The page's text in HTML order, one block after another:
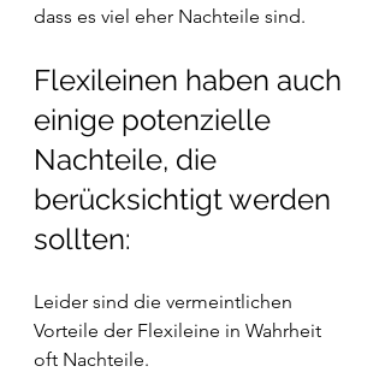
dass es viel eher Nachteile sind.
Flexileinen haben auch
einige potenzielle
Nachteile, die
berücksichtigt werden
sollten:
Leider sind die vermeintlichen
Vorteile der Flexileine in Wahrheit
oft Nachteile.